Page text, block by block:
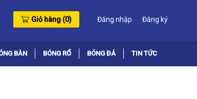
Giỏ hàng (0) Đăng nhập Đăng ký
BÀN BÓNG RỔ BÓNG ĐÁ TIN TỨC